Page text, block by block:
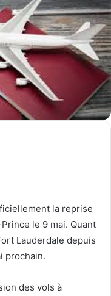
la reprise
le 9 mai. Quant
Lauderdale depuis
prochain.
des vols à